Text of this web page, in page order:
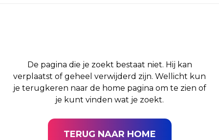
De pagina die je zoekt bestaat niet. Hij kan
verplaatst of geheel verwijderd zijn. Wellicht kun
je terugkeren naar de home pagina om te zien of
je kunt vinden wat je zoekt.
TERUG NAAR HOME